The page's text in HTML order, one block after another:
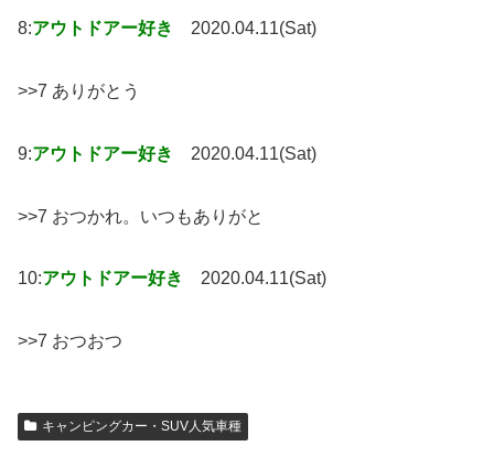
8:アウトドアー好き 2020.04.11(Sat)
>>7 ありがとう
9:アウトドアー好き 2020.04.11(Sat)
>>7 おつかれ。いつもありがと
10:アウトドアー好き 2020.04.11(Sat)
>>7 おつおつ
キャンピングカー・SUV人気車種